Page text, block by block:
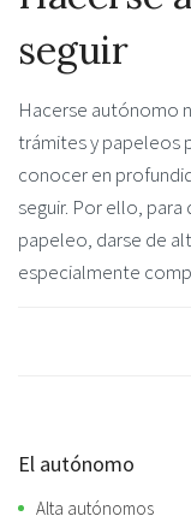
seguir
Hacerse autónomo
trámites y papeleos
conocer en
seguir. Por ello,
papeleo, darse de
especialmente
El autónomo
Alta autónomos